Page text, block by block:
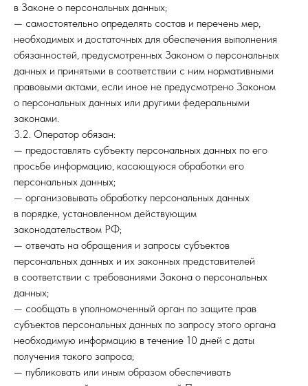
в Законе о персональных данных;
— самостоятельно определять состав и перечень мер,
необходимых и достаточных для обеспечения выполнения
обязанностей, предусмотренных Законом о персональных
данных и принятыми в соответствии с ним нормативными
правовыми актами, если иное не предусмотрено Законом
о персональных данных или другими федеральными
законами.
3.2. Оператор обязан:
— предоставлять субъекту персональных данных по его
просьбе информацию, касающуюся обработки его
персональных данных;
— организовывать обработку персональных данных
в порядке, установленном действующим
законодательством РФ;
— отвечать на обращения и запросы субъектов
персональных данных и их законных представителей
в соответствии с требованиями Закона о персональных
данных;
— сообщать в уполномоченный орган по защите прав
субъектов персональных данных по запросу этого органа
необходимую информацию в течение 10 дней с даты
получения такого запроса;
— публиковать или иным образом обеспечивать